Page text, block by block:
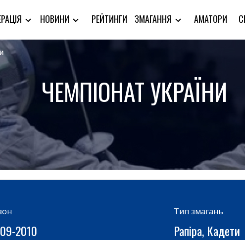
НОВИНИ РЕЙТИНГИ ЗМАГАННЯ АМАТОРИ
ЧЕМПІОНАТ УКРАЇНИ
2010
Тип змагань
Рапіра, Кадети